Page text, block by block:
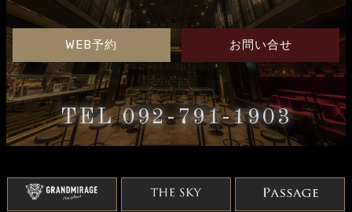
WEB予約 お問い合せ
TEL 092-791-1903